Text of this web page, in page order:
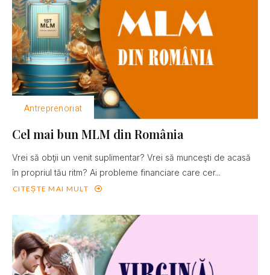
Antreprenoriat
Cel mai bun MLM din România
Vrei să obţii un venit suplimentar? Vrei să munceşti de acasă
în propriul tău ritm? Ai probleme financiare care cer...
CITEȘTE MAI MULT